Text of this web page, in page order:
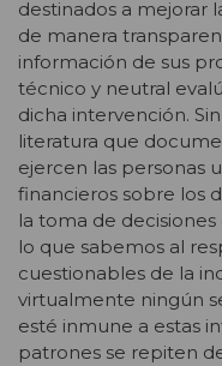
destinados a mejorar
de manera
información de sus
técnico y neutral
dicha intervención.
literatura que
ejercen las personas
financieros sobre los
la toma de
lo que sabemos al
cuestionables de la
virtualmente ningún
esté inmune a estas
patrones se repiten